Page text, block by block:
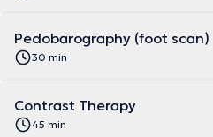
Pedobarography (foot scan)
30 min
Contrast Therapy
45 min